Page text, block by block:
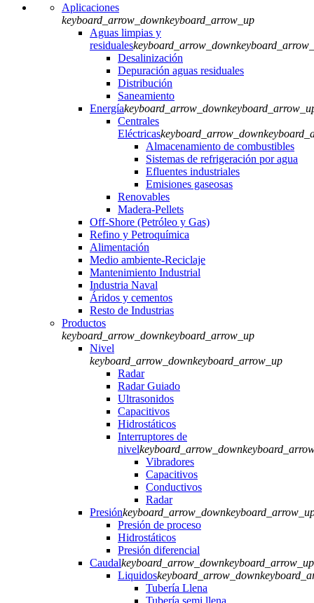
Aplicaciones
keyboard_arrow_downkeyboard_arrow_up
Aguas limpias y
residualeskeyboard_arrow_down
Desalinización
Depuración aguas residuales
Distribución
Saneamiento
Energíakeyboard_arrow_down
Centrales
Eléctricaskeyboard_arrow_down
Almacenamiento de combustibles
Sistemas de refrigeración por agua
Efluentes industriales
Emisiones gaseosas
Renovables
Madera-Pellets
Off-Shore (Petróleo y Gas)
Refino y Petroquímica
Alimentación
Medio ambiente-Reciclaje
Mantenimiento Industrial
Industria Naval
Áridos y cementos
Resto de Industrias
Productos
keyboard_arrow_downkeyboard_arrow_up
Nivel
keyboard_arrow_downkeyboard_arrow_up
Radar
Radar Guiado
Ultrasonidos
Capacitivos
Hidrostáticos
Interruptores de
nivelkeyboard_arrow_down
Vibradores
Capacitivos
Conductivos
Radar
Presiónkeyboard_arrow_down
Presión de proceso
Hidrostáticos
Presión diferencial
Caudalkeyboard_arrow_downkeyboard_arrow_up
Liquidoskeyboard_arrow_down
Tubería Llena
Tubería semi llena